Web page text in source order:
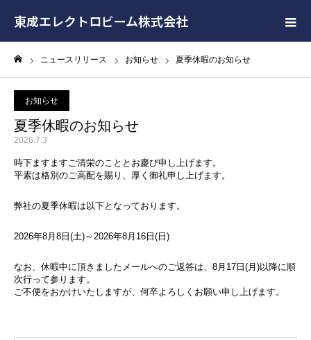
東成エレクトロビーム株式会社
ニュースリリース お知らせ 夏季休暇のお知らせ
お知らせ
夏季休暇のお知らせ
2026.7.3
時下ますますご清栄のこととお慶び申し上げます。
平素は格別のご高配を賜り、厚く御礼申し上げます。
弊社の夏季休暇は以下となっております。
2026年8月8日(土)～2026年8月16日(日)
なお、休暇中に頂きましたメールへのご返答は、8月17日(月)以降に順
次行って参ります。
ご不便をおかけいたしますが、何卒よろしくお願い申し上げます。